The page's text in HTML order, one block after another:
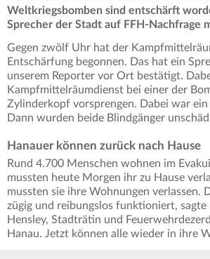
Weltkriegsbomben sind entschärft
Sprecher der Stadt auf FFH-Nachfrage
Gegen zwölf Uhr hat der
Entschärfung begonnen. Das hat ein
unserem Reporter vor Ort bestätigt.
Kampfmittelräumdienst bei einer der
Zylinderkopf vorsprengen. Dabei war
Dann wurden beide Blindgänger
Hanauer können zurück nach Hause
Rund 4.700 Menschen wohnen im
mussten heute Morgen ihr zu Hause
mussten sie ihre Wohnungen verlassen.
zügig und reibungslos funktioniert, sagte
Hensley, Stadträtin und
Hanau. Jetzt können alle wieder in ihre